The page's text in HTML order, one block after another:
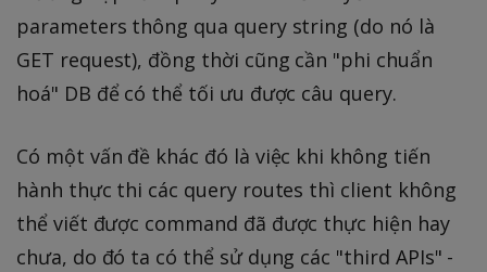
parameters thông qua query string (do nó là
GET request), đồng thời cũng cần "phi chuẩn
hoá" DB để có thể tối ưu được câu query.
Có một vấn đề khác đó là việc khi không tiến
hành thực thi các query routes thì client không
thể viết được command đã được thực hiện hay
chưa, do đó ta có thể sử dụng các "third APIs" -